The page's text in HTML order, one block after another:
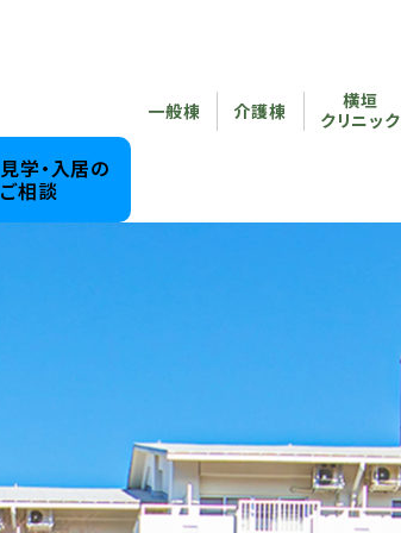
見学・入居の
ご相談
一般棟 介護棟
横垣
クリニック